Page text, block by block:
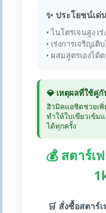
✨ ประโยชน์เด่
• ไนโตรเจนสูง เ
• เร่งการเจริญเ
• ผสมสูตรเองได้
💎 เหตุผลที่ใช้คู่กั
ฮิวมิคแอซิดช่วยเพิ่
ทำให้ใบเขียวเข้ม
ได้ทุกครั้ง
💰 สตาร์เ
🛒 สั่งซื้อสตาร์เ